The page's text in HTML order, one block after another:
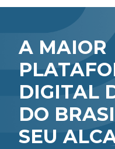
A MAIOR
DIGITAL
DO
SEU